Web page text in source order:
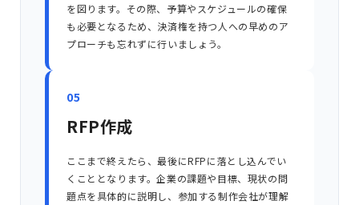
を図ります。その際、予算やスケジュールの確保
も必要となるため、決済権を持つ人への早めのア
プローチも忘れずに行いましょう。
05
RFP作成
ここまで終えたら、最後にRFPに落とし込んでい
くこととなります。企業の課題や目標、現状の問
題点を具体的に説明し、参加する制作会社が理解